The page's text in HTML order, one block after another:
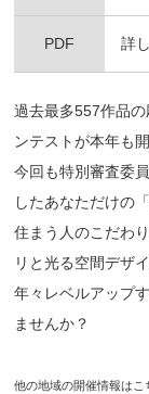
PDF 詳
過去最多557作品
ンテストが本年も開
今回も特別審査委
したあなただけの
住まう人のこだわ
リと光る空間デザ
年々レベルアップ
ませんか？
他の地域の開催情報はこ